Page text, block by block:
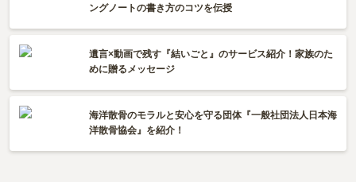
ングノートの書き方のコツを伝授
遺言×動画で残す『結いごと』のサービス紹介！家族のた
めに贈るメッセージ
海洋散骨のモラルと安心を守る団体『一般社団法人日本海
洋散骨協会』を紹介！